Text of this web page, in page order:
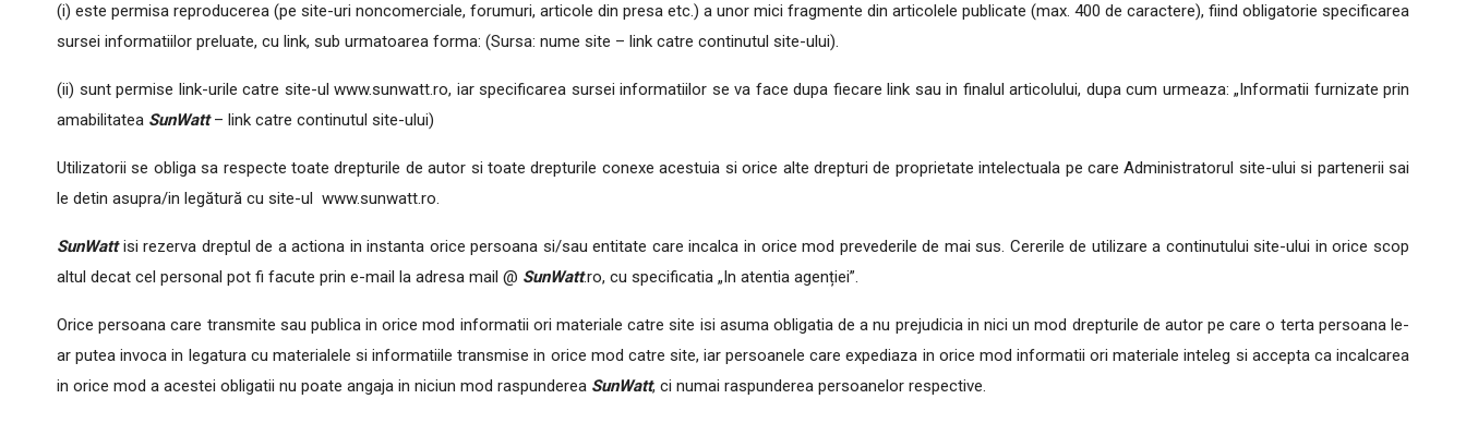
(i) este permisa reproducerea (pe site-uri noncomerciale, forumuri, articole din presa etc.) a unor mici fragmente din articolele publicate (max. 400 de caractere), fiind obligatorie specificarea
sursei informatiilor preluate, cu link, sub urmatoarea forma: (Sursa: nume site – link catre continutul site-ului).
(ii) sunt permise link-urile catre site-ul www.sunwatt.ro, iar specificarea sursei informatiilor se va face dupa fiecare link sau in finalul articolului, dupa cum urmeaza: „Informatii furnizate prin
amabilitatea SunWatt – link catre continutul site-ului)
Utilizatorii se obliga sa respecte toate drepturile de autor si toate drepturile conexe acestuia si orice alte drepturi de proprietate intelectuala pe care Administratorul site-ului si partenerii sai
le detin asupra/in legătură cu site-ul www.sunwatt.ro.
SunWattisi rezerva dreptul de a actiona in instanta orice persoana si/sau entitate care incalca in orice mod prevederile de mai sus. Cererile de utilizare a continutului site-ului in orice scop
altul decat cel personal pot fi facute prin e-mail la adresa mail @ SunWatt.ro, cu specificatia „In atentia agenției”.
Orice persoana care transmite sau publica in orice mod informatii ori materiale catre site isi asuma obligatia de a nu prejudicia in nici un mod drepturile de autor pe care o terta persoana le-
ar putea invoca in legatura cu materialele si informatiile transmise in orice mod catre site, iar persoanele care expediaza in orice mod informatii ori materiale inteleg si accepta ca incalcarea
in orice mod a acestei obligatii nu poate angaja in niciun mod raspunderea SunWatt, ci numai raspunderea persoanelor respective.